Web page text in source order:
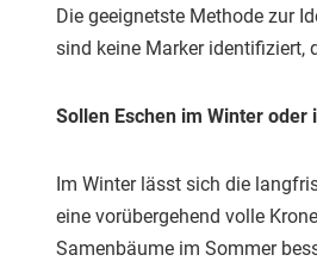
Die geeignetste Methode zur
sind keine Marker identifiziert,
Sollen Eschen im Winter
Im Winter lässt sich die
eine vorübergehend volle
Samenbäume im Sommer